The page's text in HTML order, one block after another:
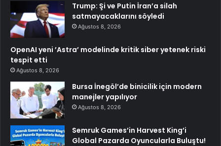
Trump: Şi ve Putin İran’a silah
satmayacaklarını söyledi
Ağustos 8, 2026
OpenAI yeni ’Astra’ modelinde kritik siber yetenek riski
tespit etti
Ağustos 8, 2026
Bursa İnegöl’de binicilik için modern
manejler yapılıyor
Ağustos 8, 2026
Semruk Games’in Harvest King’i
Global Pazarda Oyuncularla Buluştu!